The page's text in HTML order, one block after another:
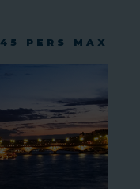
45 PERS MAX